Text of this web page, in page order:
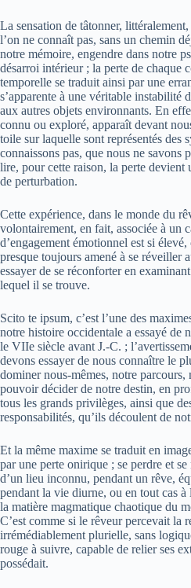
La sensation de tâtonner,
l’on ne connaît pas, sans un chemin
notre mémoire, engendre dans notre
désarroi intérieur ; la perte de chaque
temporelle se traduit ainsi par une
s’apparente à une véritable instabilité
aux autres objets environnants. En
connu ou exploré, apparaît devant
toile sur laquelle sont représentés des
connaissons pas, que nous ne savons
lire, pour cette raison, la perte devient
de perturbation.
Cette expérience, dans le monde du
volontairement, en fait, associée à un
d’engagement émotionnel est si
presque toujours amené à se réveiller
essayer de se réconforter en
lequel il se trouve.
Scito te ipsum, c’est l’une des
notre histoire occidentale a essayé de
le VIIe siècle avant J.-C. ;
devons essayer de nous connaître le
dominer nous-mêmes, notre
pouvoir décider de notre destin, en
tous les grands privilèges, ainsi que
responsabilités, qu’ils découlent de
Et la même maxime se traduit en
par une perte onirique ; se perdre et
d’un lieu inconnu, pendant un rêve,
pendant la vie diurne, ou en tout cas à
la matière magmatique chaotique du
C’est comme si le rêveur percevait la
irrémédiablement plurielle, sans
rouge à suivre, capable de relier ses
possédait.